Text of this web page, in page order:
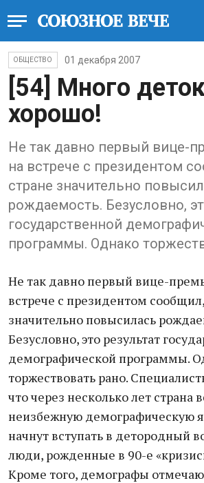
ОБЩЕСТВО 01 декабря 2007
[54] Много
хорошо!
Не так давно первый вице-
на встрече с президентом
стране значительно
рождаемость. Безусловно,
государственной
программы. Однако
Не так давно первый вице-
встрече с президентом
значительно повысилась
Безусловно, это результат
демографической программы.
торжествовать рано.
что через несколько лет страна
неизбежную демографическую
начнут вступать в детородный
люди, рожденные в 90-е
Кроме того, демографы